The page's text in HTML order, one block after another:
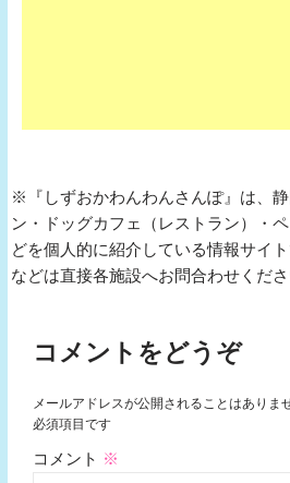
※『しずおかわんわんさんぽ』は、
ン・ドッグカフェ（レストラン）・
どを個人的に紹介している情報サイ
などは直接各施設へお問合わせくださ
コメントをどうぞ
メールアドレスが公開されることはありま
必須項目です
コメント ※